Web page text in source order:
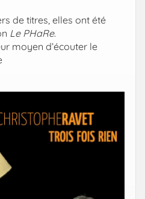
de titres, elles ont été
Le PHaRe.
moyen d’écouter le